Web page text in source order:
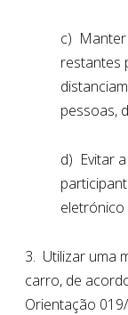
c) Manter
restantes
pessoas,
d) Evitar
3. Utilizar uma
carro, de
Orientação